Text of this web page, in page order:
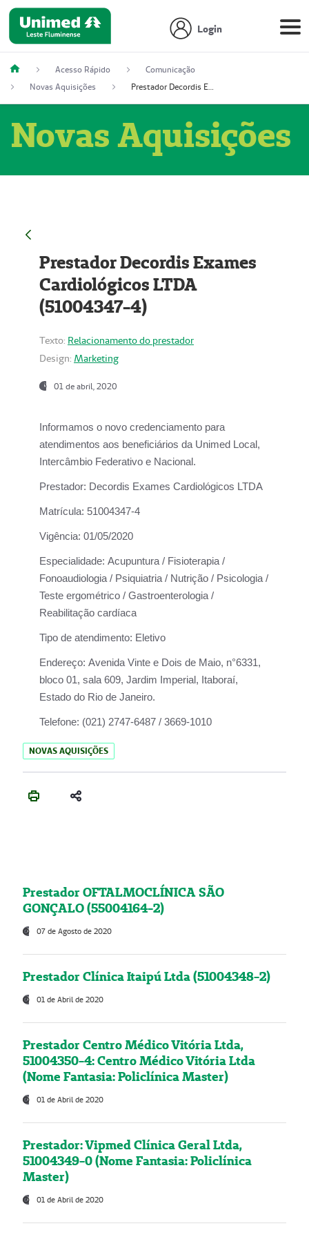
Login
Acesso Rápido
Comunicação
Novas Aquisições
Prestador Decordis Exames Cardiológicos LTDA (51004347-4)
Novas Aquisições
Prestador Decordis Exames
Cardiológicos LTDA
(51004347-4)
Texto: Relacionamento do prestador
Design: Marketing
01 de abril, 2020
Informamos o novo credenciamento para
atendimentos aos beneficiários da Unimed Local,
Intercâmbio Federativo e Nacional.
Prestador: Decordis Exames Cardiológicos LTDA
Matrícula: 51004347-4
Vigência: 01/05/2020
Especialidade: Acupuntura / Fisioterapia /
Fonoaudiologia / Psiquiatria / Nutrição / Psicologia /
Teste ergométrico / Gastroenterologia /
Reabilitação cardíaca
Tipo de atendimento: Eletivo
Endereço: Avenida Vinte e Dois de Maio, n°6331,
bloco 01, sala 609, Jardim Imperial, Itaboraí,
Estado do Rio de Janeiro.
Telefone: (021) 2747-6487 / 3669-1010
NOVAS AQUISIÇÕES
Prestador OFTALMOCLÍNICA SÃO
GONÇALO (55004164-2)
07 de Agosto de 2020
Prestador Clínica Itaipú Ltda (51004348-2)
01 de Abril de 2020
Prestador Centro Médico Vitória Ltda,
51004350-4: Centro Médico Vitória Ltda
(Nome Fantasia: Policlínica Master)
01 de Abril de 2020
Prestador: Vipmed Clínica Geral Ltda,
51004349-0 (Nome Fantasia: Policlínica
Master)
01 de Abril de 2020